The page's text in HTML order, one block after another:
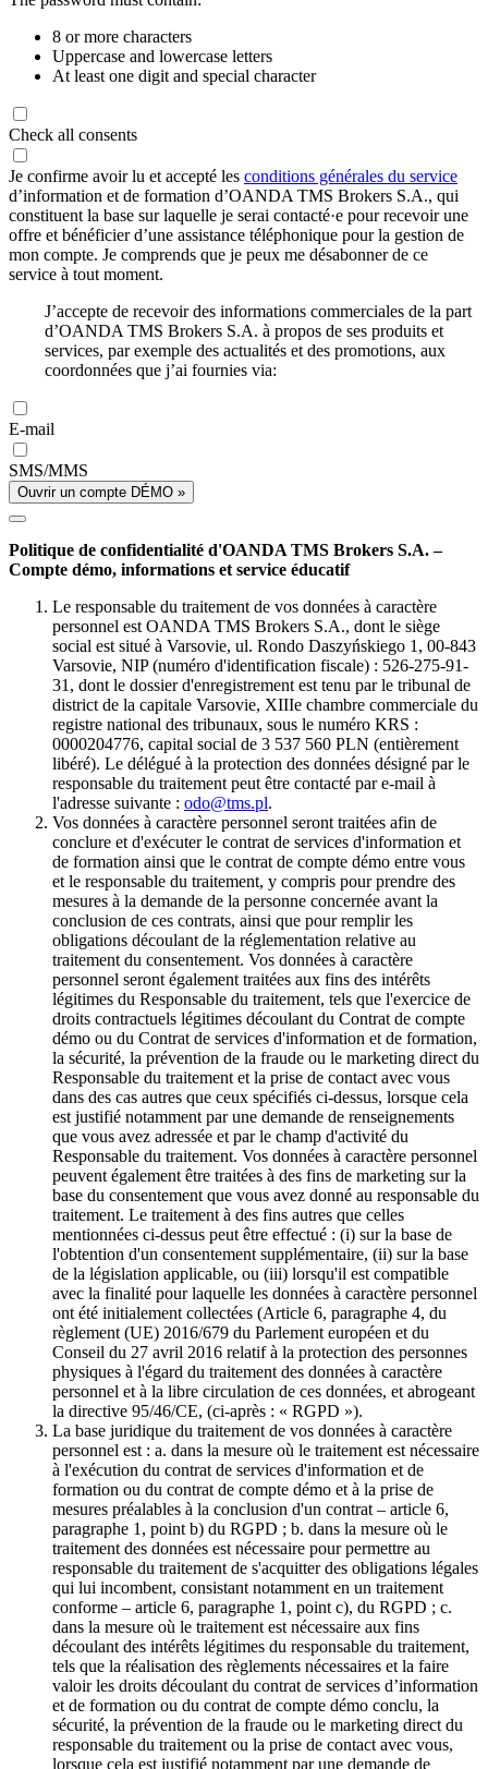
8 or more characters
Uppercase and lowercase letters
At least one digit and special character
Check all consents
Je confirme avoir lu et accepté les conditions générales du service
d’information et de formation d’OANDA TMS Brokers S.A., qui
constituent la base sur laquelle je serai contacté·e pour recevoir une
offre et bénéficier d’une assistance téléphonique pour la gestion de
mon compte. Je comprends que je peux me désabonner de ce
service à tout moment.
J’accepte de recevoir des informations commerciales de la part
d’OANDA TMS Brokers S.A. à propos de ses produits et
services, par exemple des actualités et des promotions, aux
coordonnées que j’ai fournies via:
E-mail
SMS/MMS
Ouvrir un compte DÉMO »
Politique de confidentialité d'OANDA TMS Brokers S.A. –
Compte démo, informations et service éducatif
Le responsable du traitement de vos données à caractère
personnel est OANDA TMS Brokers S.A., dont le siège
social est situé à Varsovie, ul. Rondo Daszyńskiego 1, 00-843
Varsovie, NIP (numéro d'identification fiscale) : 526-275-91-
31, dont le dossier d'enregistrement est tenu par le tribunal de
district de la capitale Varsovie, XIIIe chambre commerciale du
registre national des tribunaux, sous le numéro KRS :
0000204776, capital social de 3 537 560 PLN (entièrement
libéré). Le délégué à la protection des données désigné par le
responsable du traitement peut être contacté par e-mail à
l'adresse suivante : odo@tms.pl.
Vos données à caractère personnel seront traitées afin de
conclure et d'exécuter le contrat de services d'information et
de formation ainsi que le contrat de compte démo entre vous
et le responsable du traitement, y compris pour prendre des
mesures à la demande de la personne concernée avant la
conclusion de ces contrats, ainsi que pour remplir les
obligations découlant de la réglementation relative au
traitement du consentement. Vos données à caractère
personnel seront également traitées aux fins des intérêts
légitimes du Responsable du traitement, tels que l'exercice de
droits contractuels légitimes découlant du Contrat de compte
démo ou du Contrat de services d'information et de formation,
la sécurité, la prévention de la fraude ou le marketing direct du
Responsable du traitement et la prise de contact avec vous
dans des cas autres que ceux spécifiés ci-dessus, lorsque cela
est justifié notamment par une demande de renseignements
que vous avez adressée et par le champ d'activité du
Responsable du traitement. Vos données à caractère personnel
peuvent également être traitées à des fins de marketing sur la
base du consentement que vous avez donné au responsable du
traitement. Le traitement à des fins autres que celles
mentionnées ci-dessus peut être effectué : (i) sur la base de
l'obtention d'un consentement supplémentaire, (ii) sur la base
de la législation applicable, ou (iii) lorsqu'il est compatible
avec la finalité pour laquelle les données à caractère personnel
ont été initialement collectées (Article 6, paragraphe 4, du
règlement (UE) 2016/679 du Parlement européen et du
Conseil du 27 avril 2016 relatif à la protection des personnes
physiques à l'égard du traitement des données à caractère
personnel et à la libre circulation de ces données, et abrogeant
la directive 95/46/CE, (ci-après : « RGPD »).
La base juridique du traitement de vos données à caractère
personnel est : a. dans la mesure où le traitement est nécessaire
à l'exécution du contrat de services d'information et de
formation ou du contrat de compte démo et à la prise de
mesures préalables à la conclusion d'un contrat – article 6,
paragraphe 1, point b) du RGPD ; b. dans la mesure où le
traitement des données est nécessaire pour permettre au
responsable du traitement de s'acquitter des obligations légales
qui lui incombent, consistant notamment en un traitement
conforme – article 6, paragraphe 1, point c), du RGPD ; c.
dans la mesure où le traitement est nécessaire aux fins
découlant des intérêts légitimes du responsable du traitement,
tels que la réalisation des règlements nécessaires et la faire
valoir les droits découlant du contrat de services d’information
et de formation ou du contrat de compte démo conclu, la
sécurité, la prévention de la fraude ou le marketing direct du
responsable du traitement ou la prise de contact avec vous,
lorsque cela est justifié notamment par une demande de